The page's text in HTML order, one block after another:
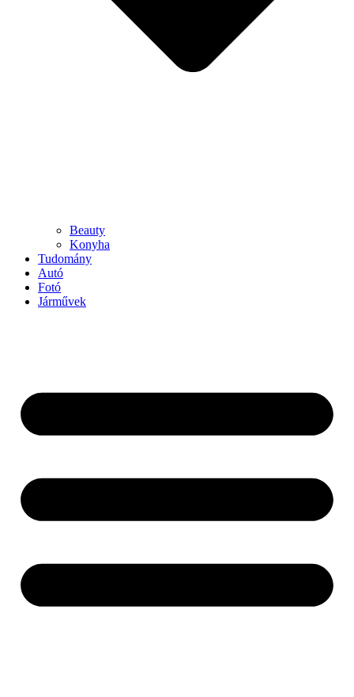
Beauty
Konyha
Tudomány
Autó
Fotó
Járművek